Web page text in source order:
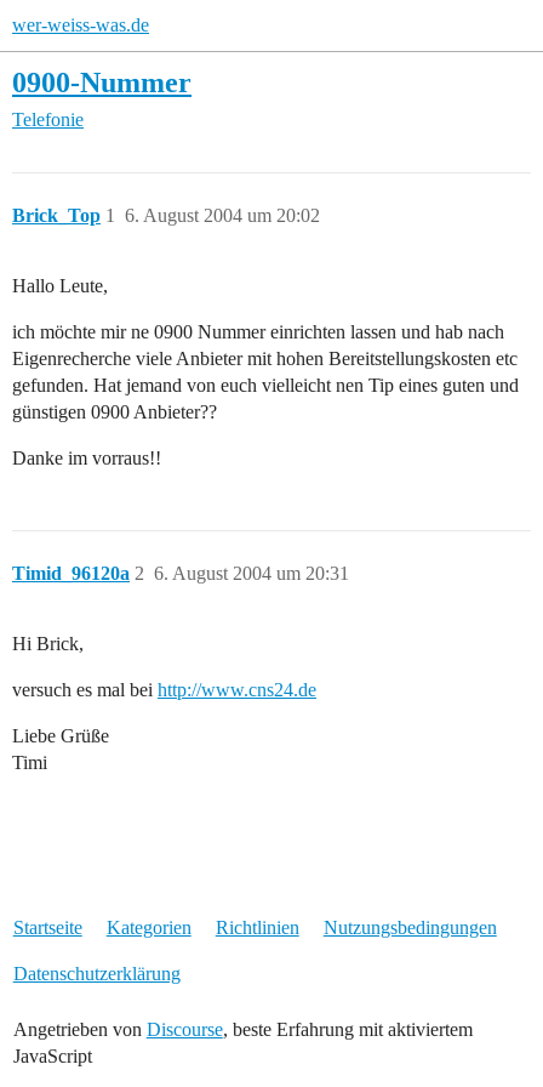
wer-weiss-was.de
0900-Nummer
Telefonie
Brick_Top 6. August 2004 um 20:02
1
Hallo Leute,
ich möchte mir ne 0900 Nummer einrichten lassen und hab nach
Eigenrecherche viele Anbieter mit hohen Bereitstellungskosten etc
gefunden. Hat jemand von euch vielleicht nen Tip eines guten und
günstigen 0900 Anbieter??
Danke im vorraus!!
Timid_96120a 6. August 2004 um 20:31
2
Hi Brick,
versuch es mal bei http://www.cns24.de
Liebe Grüße
Timi
Startseite Kategorien Richtlinien Nutzungsbedingungen
Datenschutzerklärung
Angetrieben von Discourse, beste Erfahrung mit aktiviertem
JavaScript